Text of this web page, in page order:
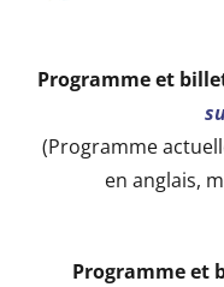
Programme et
(Programme
en anglais,
Programme et